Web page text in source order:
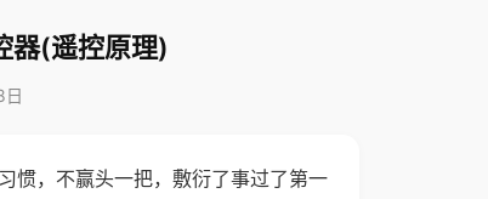
器(遥控原理)
惯，不赢头一把，敷衍了事过了第一